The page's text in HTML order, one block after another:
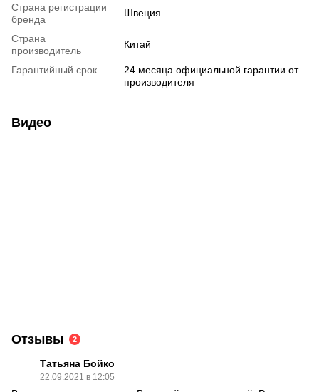
Страна регистрации
бренда
Швеция
Страна
производитель
Китай
Гарантийный срок
24 месяца официальной гарантии от
производителя
Видео
Отзывы 2
Татьяна Бойко
22.09.2021 в 12:05